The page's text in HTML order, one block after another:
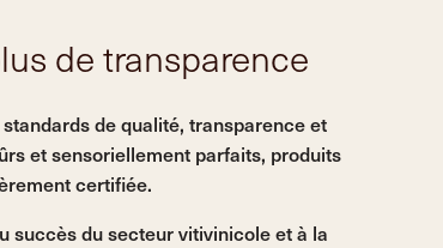
COMPLETgamme complète de bouchons en liège Molinas
de transparence
de qualité, transparence et
et sensoriellement parfaits, produits
certifiée.
succès du secteur vitivinicole et à la